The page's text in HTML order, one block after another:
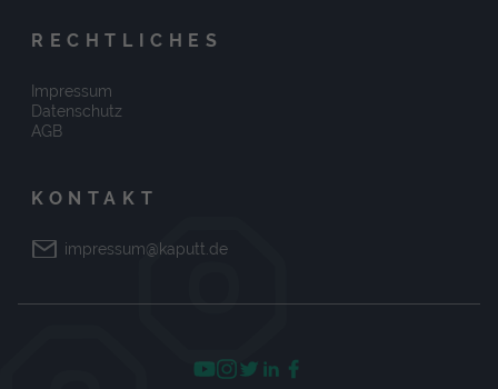
RECHTLICHES
Impressum
Datenschutz
AGB
KONTAKT
impressum@kaputt.de